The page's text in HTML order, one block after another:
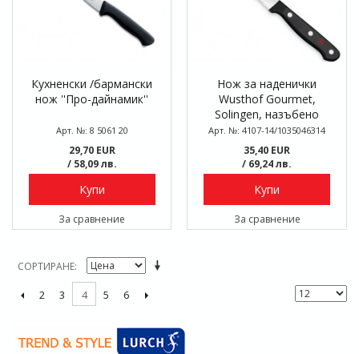
Кухненски /бармански
нож ''Про-дайнамик''
Арт. №: 8 5061 20
29,70 EUR
/ 58,09 лв.
Купи
За сравнение
Нож за наденички
Wusthof Gourmet,
Solingen, назъбено
острие 14 см
Арт. №: 4107-14/1035046314
35,40 EUR
/ 69,24 лв.
Купи
За сравнение
СОРТИРАНЕ
2 3 4 5 6